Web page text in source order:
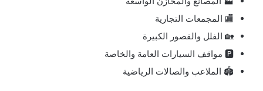
🏬 المجمعات التجارية
🏡 الفلل والقصور الكبيرة
🅿️ مواقف السيارات العامة والخاصة
🏟️ الملاعب والصالات الرياضية